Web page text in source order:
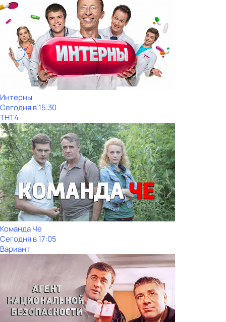
Интерны
Сегодня в 15:30
ТНТ4
Команда Че
Сегодня в 17:05
Вариант